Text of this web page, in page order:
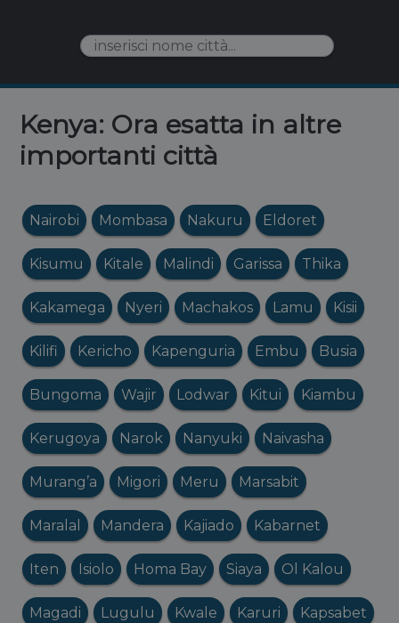
Kenya: Ora esatta in altre
importanti città
Nairobi Mombasa Nakuru Eldoret
Kisumu Kitale Malindi Garissa Thika
Kakamega Nyeri Machakos Lamu Kisii
Kilifi Kericho Kapenguria Embu Busia
Bungoma Wajir Lodwar Kitui Kiambu
Kerugoya Narok Nanyuki Naivasha
Murang’a Migori Meru Marsabit
Maralal Mandera Kajiado Kabarnet
Iten Isiolo Homa Bay Siaya Ol Kalou
Magadi Lugulu Kwale Karuri Kapsabet